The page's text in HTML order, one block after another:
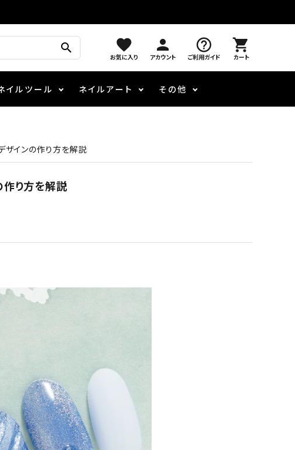
search favorite
お気に入り
person
アカウント
help_outline
ご利用ガイド
shopping_cart
カート
イルツール ネイルアート その他
ザインの作り方を解説
作り方を解説